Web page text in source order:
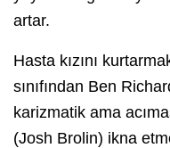
artar.
Hasta kızını
sınıfından Ben
karizmatik ama
(Josh Brolin) ikna